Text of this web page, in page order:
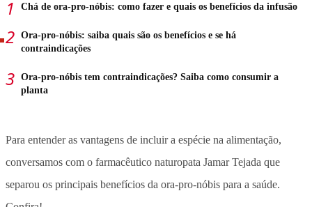
Chá de ora-pro-nóbis: como fazer e quais os benefícios da infusão
Ora-pro-nóbis: saiba quais são os benefícios e se há
contraindicações
Ora-pro-nóbis tem contraindicações? Saiba como consumir a
planta
Para entender as vantagens de incluir a espécie na alimentação,
conversamos com o farmacêutico naturopata Jamar Tejada que
separou os principais benefícios da ora-pro-nóbis para a saúde.